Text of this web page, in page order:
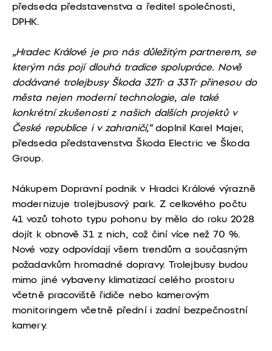
předseda představenstva a ředitel společnosti,
DPHK.
„Hradec Králové je pro nás důležitým partnerem, se
kterým nás pojí dlouhá tradice spolupráce. Nově
dodávané trolejbusy Škoda 32Tr a 33Tr přinesou do
města nejen moderní technologie, ale také
konkrétní zkušenosti z našich dalších projektů v
České republice i v zahraničí,“doplnil Karel Majer,
předseda představenstva Škoda Electric ve Škoda
Group.
Nákupem Dopravní podnik v Hradci Králové výrazně
modernizuje trolejbusový park. Z celkového počtu
41 vozů tohoto typu pohonu by mělo do roku 2028
dojít k obnově 31 z nich, což činí více než 70 %.
Nové vozy odpovídají všem trendům a současným
požadavkům hromadné dopravy. Trolejbusy budou
mimo jiné vybaveny klimatizací celého prostoru
včetně pracoviště řidiče nebo kamerovým
monitoringem včetně přední i zadní bezpečnostní
kamery.